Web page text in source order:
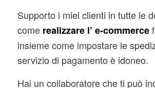
Supporto i miei clienti in tutte le
come realizzare l’ e-commerce
insieme come impostare le
servizio di pagamento è idoneo.
Hai un collaboratore che ti può